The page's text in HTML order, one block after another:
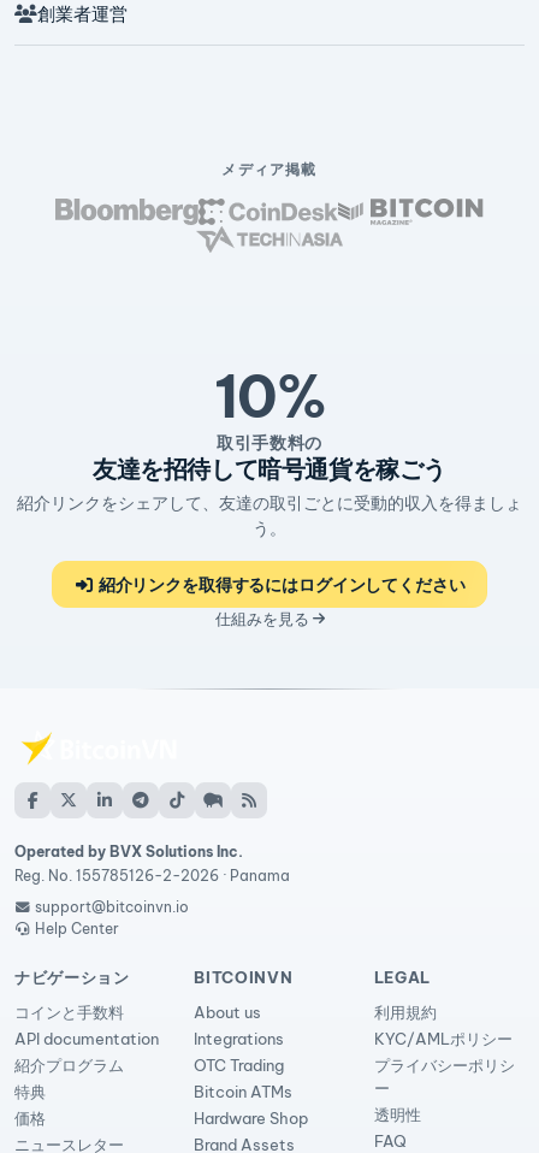
創業者運営
メディア掲載
10%
取引手数料の
友達を招待して暗号通貨を稼ごう
紹介リンクをシェアして、友達の取引ごとに受動的収入を得ましょ
う。
紹介リンクを取得するにはログインしてください
仕組みを見る
Operated by BVX Solutions Inc.
Reg. No. 155785126-2-2026 · Panama
support@bitcoinvn.io
Help Center
ナビゲーション
コインと手数料
API documentation
紹介プログラム
特典
価格
ニュースレター
BITCOINVN
About us
Integrations
OTC Trading
Bitcoin ATMs
Hardware Shop
Brand Assets
LEGAL
利用規約
KYC/AMLポリシー
プライバシーポリシ
ー
透明性
FAQ